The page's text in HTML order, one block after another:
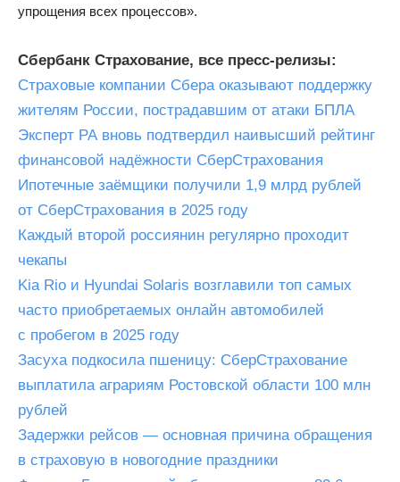
упрощения всех процессов».
Сбербанк Страхование, все пресс-релизы:
Страховые компании Сбера оказывают поддержку
жителям России, пострадавшим от атаки БПЛА
Эксперт РА вновь подтвердил наивысший рейтинг
финансовой надёжности СберСтрахования
Ипотечные заёмщики получили 1,9 млрд рублей
от СберСтрахования в 2025 году
Каждый второй россиянин регулярно проходит
чекапы
Kia Rio и Hyundai Solaris возглавили топ самых
часто приобретаемых онлайн автомобилей
с пробегом в 2025 году
Засуха подкосила пшеницу: СберСтрахование
выплатила аграриям Ростовской области 100 млн
рублей
Задержки рейсов — основная причина обращения
в страховую в новогодние праздники